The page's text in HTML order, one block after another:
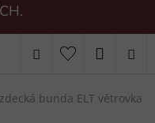
Hledat
KOŠÍK
bunda ELT větrovka